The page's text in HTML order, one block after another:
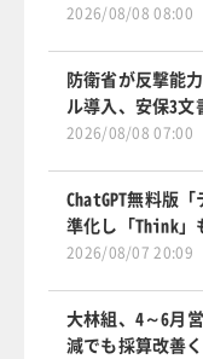
2026/08/08 08:00
防衛省が反撃能
ル導入、安保3文
2026/08/08 07:00
ChatGPT無料版
準化し「Think」
2026/08/07 20:09
大林組、4～6月
減でも採算改善